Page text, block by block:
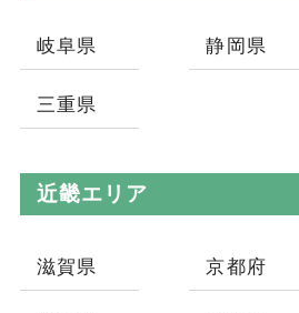
岐阜県 静岡県
三重県
近畿エリア
滋賀県 京都府